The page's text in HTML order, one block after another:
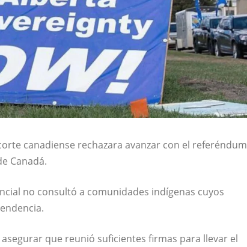
canadiense rechazara avanzar con el referéndum
Canadá.
no consultó a comunidades indígenas cuyos
que reunió suficientes firmas para llevar el